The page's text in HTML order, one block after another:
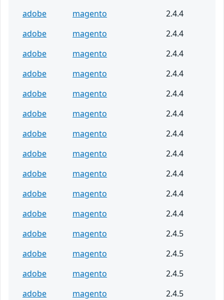
adobe
magento
2.4.4
adobe
magento
2.4.4
adobe
magento
2.4.4
adobe
magento
2.4.4
adobe
magento
2.4.4
adobe
magento
2.4.4
adobe
magento
2.4.4
adobe
magento
2.4.4
adobe
magento
2.4.4
adobe
magento
2.4.4
adobe
magento
2.4.4
adobe
magento
2.4.5
adobe
magento
2.4.5
adobe
magento
2.4.5
adobe
magento
2.4.5